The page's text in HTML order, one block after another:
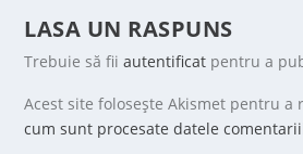
LASA UN RASPUNS
Trebuie să fiiautentificat pentru a
Acest site folosește Akismet pentru
cum sunt procesate datele